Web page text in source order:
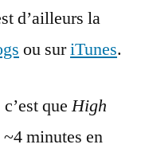
d’ailleurs la
ou suriTunes.
queHigh
minutes en